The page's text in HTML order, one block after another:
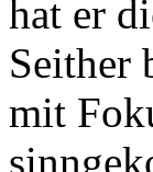
hat er
Seither
mit